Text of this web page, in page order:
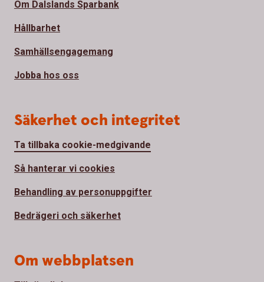
Om Dalslands Sparbank
Hållbarhet
Samhällsengagemang
Jobba hos oss
Säkerhet och integritet
Ta tillbaka cookie-medgivande
Så hanterar vi cookies
Behandling av personuppgifter
Bedrägeri och säkerhet
Om webbplatsen